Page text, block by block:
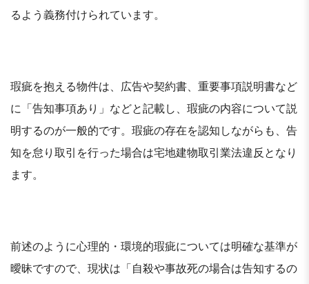
るよう義務付けられています。
瑕疵を抱える物件は、広告や契約書、重要事項説明書など
に「告知事項あり」などと記載し、瑕疵の内容について説
明するのが一般的です。瑕疵の存在を認知しながらも、告
知を怠り取引を行った場合は宅地建物取引業法違反となり
ます。
前述のように心理的・環境的瑕疵については明確な基準が
曖昧ですので、現状は「自殺や事故死の場合は告知するの